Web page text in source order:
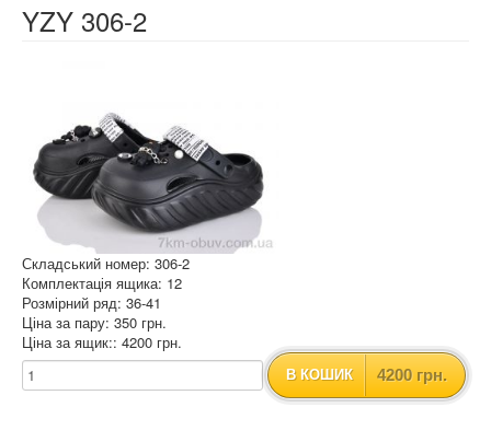
YZY 306-2
Складський номер: 306-2
Комплектація ящика: 12
Розмірний ряд: 36-41
Ціна за пару: 350 грн.
Ціна за ящик:: 4200 грн.
В КОШИК 4200 грн.